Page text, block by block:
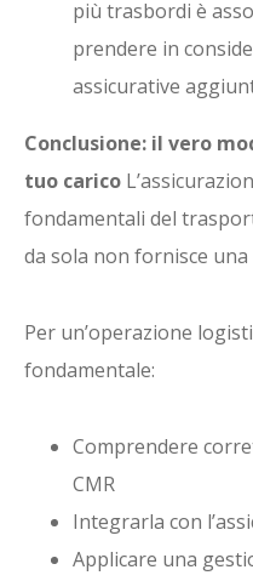
più trasbordi è
prendere in
assicurative
Conclusione: il vero
tuo carico
fondamentali del
da sola non fornisce
Per un’operazione
fondamentale:
Comprendere
CMR
Integrarla con
Applicare una